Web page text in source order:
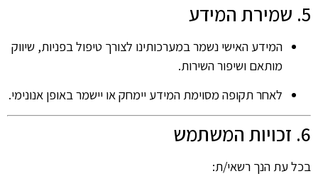
5. שמירת המידע
המידע האישי נשמר במערכותינו לצורך טיפול בפניות, שיווק
מותאם ושיפור השירות.
לאחר תקופה מסוימת המידע יימחק או יישמר באופן אנונימי.
6. זכויות המשתמש
בכל עת הנך רשאי/ת: